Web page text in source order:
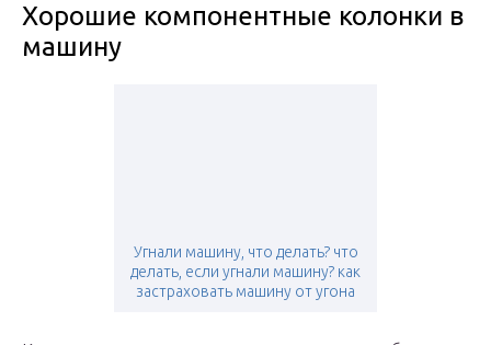
Хорошие компонентные колонки в
машину
Угнали машину, что делать? что
делать, если угнали машину? как
застраховать машину от угона